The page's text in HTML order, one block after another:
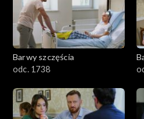
Barwy szczęścia
odc. 1738